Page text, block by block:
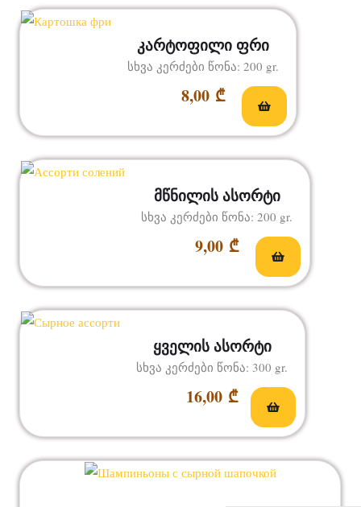
კარტოფილი ფრი
8,00 ₾
სხვა კერძები წონა: 200 gr.
მწნილის ასორტი
9,00 ₾
სხვა კერძები წონა: 200 gr.
ყველის ასორტი
16,00 ₾
სხვა კერძები წონა: 300 gr.